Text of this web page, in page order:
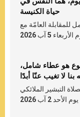
حياة الكنيسة
للمقابلة العامّة مع
5 آب 2026
هو عطاء شامل،
بنا لا تغيب عنّا أبدًا
التبشير الملائكي
يوم الأحد 2 آب 2026